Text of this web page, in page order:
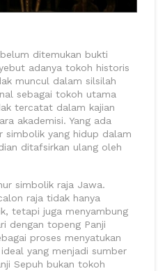
ditemukan bukti
adanya tokoh historis
muncul dalam silsilah
sebagai tokoh utama
tercatat dalam kajian
akademisi. Yang ada
simbolik yang hidup dalam
ditafsirkan ulang oleh
simbolik raja Jawa.
raja tidak hanya
tetapi juga menyambung
dengan topeng Panji
proses menyatukan
yang menjadi sumber
Sepuh bukan tokoh